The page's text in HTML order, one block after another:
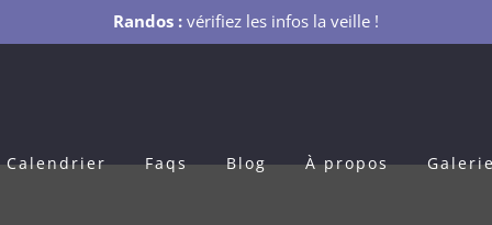
Randos : vérifiez les infos la veille !
Calendrier Faqs Blog À propos